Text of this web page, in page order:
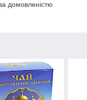
домовленістю